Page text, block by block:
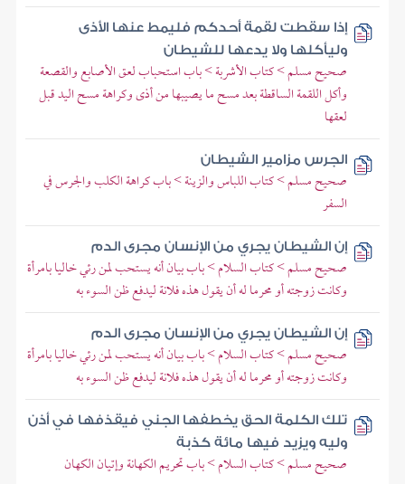
إذا سقطت لقمة أحدكم فليمط عنها الأذى
وليأكلها ولا يدعها للشيطان
صحيح مسلم > كتاب الأشربة > باب استحباب لعق الأصابع والقصعة
وأكل اللقمة الساقطة بعد مسح ما يصيبها من أذى وكراهة مسح اليد قبل
لعقها
الجرس مزامير الشيطان
صحيح مسلم > كتاب اللباس والزينة > باب كراهة الكلب والجرس في
السفر
إن الشيطان يجري من الإنسان مجرى الدم
صحيح مسلم > كتاب السلام > باب بيان أنه يستحب لمن رئي خاليا بامرأة
وكانت زوجته أو محرما له أن يقول هذه فلانة ليدفع ظن السوء به
إن الشيطان يجري من الإنسان مجرى الدم
صحيح مسلم > كتاب السلام > باب بيان أنه يستحب لمن رئي خاليا بامرأة
وكانت زوجته أو محرما له أن يقول هذه فلانة ليدفع ظن السوء به
تلك الكلمة الحق يخطفها الجني فيقذفها في أذن
وليه ويزيد فيها مائة كذبة
صحيح مسلم > كتاب السلام > باب تحريم الكهانة وإتيان الكهان